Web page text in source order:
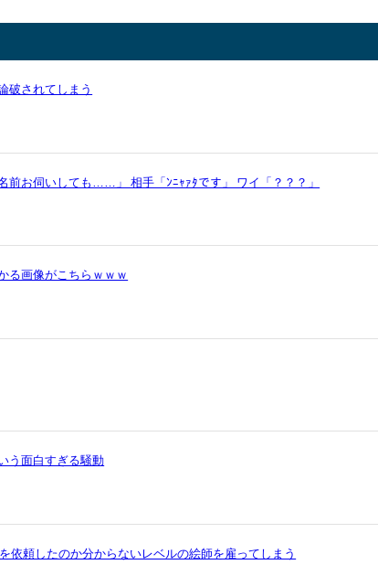
破されてしまう
前お伺いしても……」 相手「ﾝﾆｬｧﾀです」 ワイ「？？？」
る画像がこちらｗｗｗ
う面白すぎる騒動
依頼したのか分からないレベルの絵師を雇ってしまう